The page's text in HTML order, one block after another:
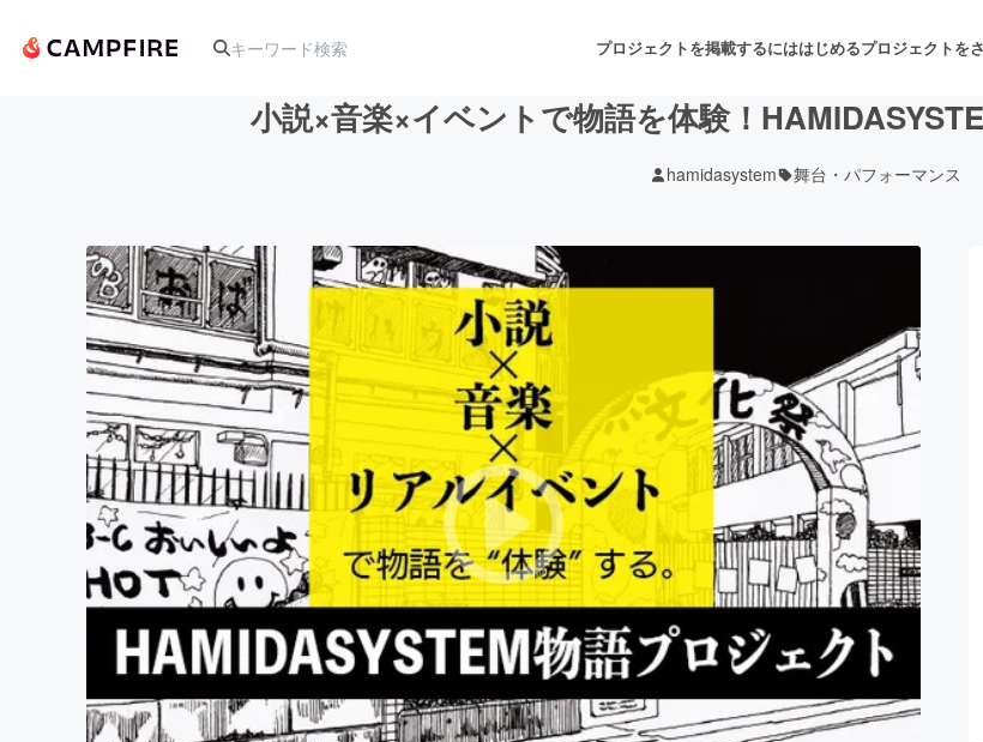
プロジェクトを掲載するにははじめるプロジェクトを
アート・写真 音楽 舞台・パフ
テクノロジー・ガジェット フード・飲食
映像・映画 書籍・雑誌出版 アニメ・漫画
ビジネス・起業 チャレンジ ビューティ
まちづくり・地域活性化
CAMPFIRE for Social GoodCAMPFIRE Creation
CAMPFIREふるさと納税 machi-ya コミュニティ
小説×音楽×イベントで物語を体験！
hamidasystem 舞台・パフォーマンス